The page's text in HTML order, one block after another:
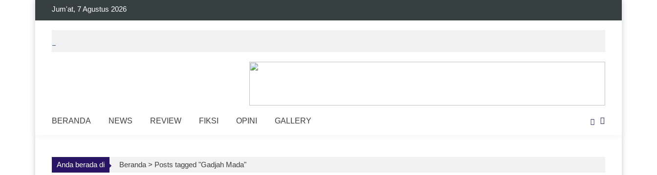
Jum'at, 7 Agustus 2026
BERANDA NEWS REVIEW FIKSI OPINI GALLERY
Anda berada di Beranda > Posts tagged "Gadjah Mada"